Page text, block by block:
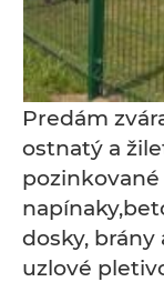
Predám
ostnatý a
dosky, brány
uzlové